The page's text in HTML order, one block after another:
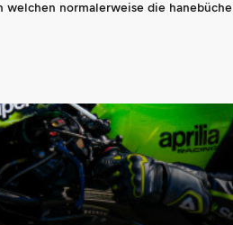
normalerweise die